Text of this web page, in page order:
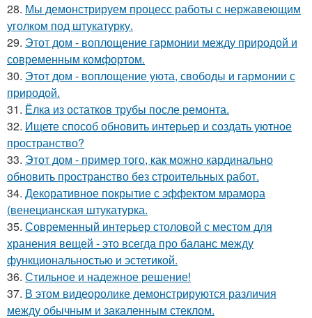
28. Мы демонстрируем процесс работы с нержавеющим
уголком под штукатурку.
29. Этот дом - воплощение гармонии между природой и
современным комфортом.
30. Этот дом - воплощение уюта, свободы и гармонии с
природой.
31. Ёлка из остатков трубы после ремонта.
32. Ищете способ обновить интерьер и создать уютное
пространство?
33. Этот дом - пример того, как можно кардинально
обновить пространство без строительных работ.
34. Декоративное покрытие с эффектом мрамора
(венецианская штукатурка.
35. Современный интерьер столовой с местом для
хранения вещей - это всегда про баланс между
функциональностью и эстетикой.
36. Стильное и надежное решение!
37. В этом видеоролике демонстрируются различия
между обычным и закаленным стеклом.